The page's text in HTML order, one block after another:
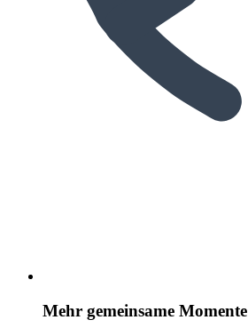
Mehr gemeinsame Momente